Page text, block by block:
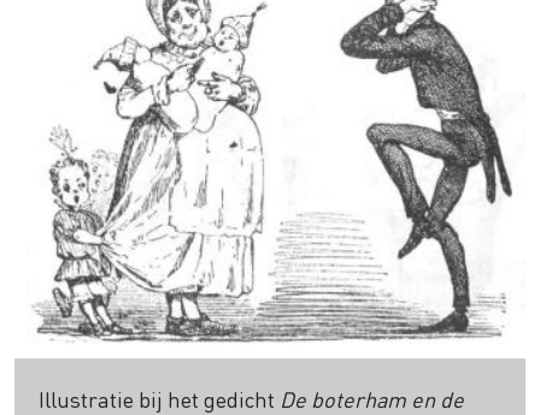
Illustratie bij het gedicht De boterham en de